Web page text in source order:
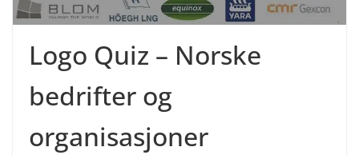
Logo Quiz – Norske
bedrifter og
organisasjoner